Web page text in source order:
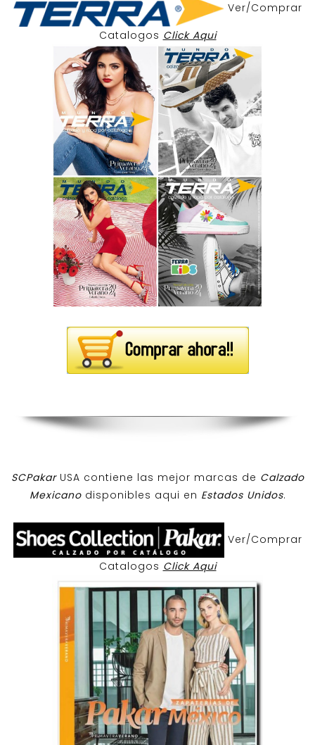
Ver/Comprar
Catalogos Click Aqui
SCPakar USA contiene las mejor marcas de Calzado
Mexicanodisponibles aqui en Estados Unidos.
Ver/Comprar
Catalogos Click Aqui